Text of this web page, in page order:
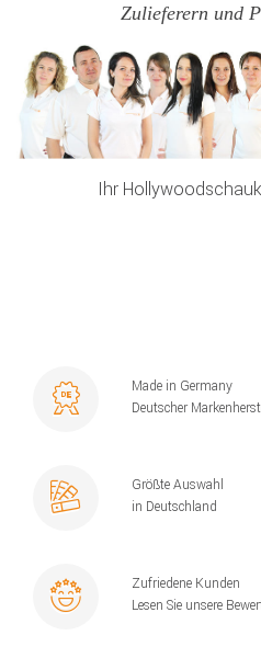
Zulieferern und
Ihr
Made in Germany
Deutscher
Größte Auswahl
in Deutschland
Zufriedene Kunden
Lesen Sie unsere